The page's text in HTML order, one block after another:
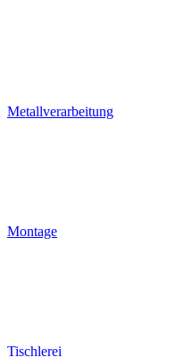
Metallverarbeitung
Montage
Tischlerei